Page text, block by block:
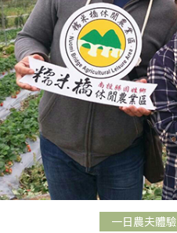
一日農夫體驗